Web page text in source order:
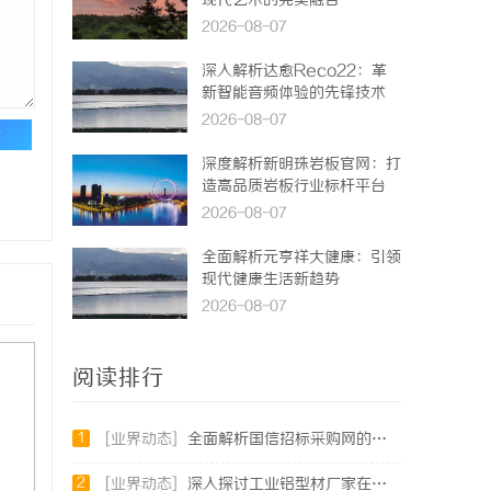
2026-08-07
深入解析达愈Reco22：革
新智能音频体验的先锋技术
2026-08-07
深度解析新明珠岩板官网：打
造高品质岩板行业标杆平台
2026-08-07
全面解析元亨祥大健康：引领
现代健康生活新趋势
2026-08-07
阅读排行
1 [业界动态] 全面解析国信招标采购网的功能与优势，助力企业高效招标采购
2 [业界动态] 深入探讨工业铝型材厂家在现代制造业中的重要角色与发展趋势